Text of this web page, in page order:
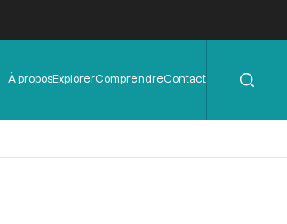
Menu
de
À proposExplorerComprendreContact